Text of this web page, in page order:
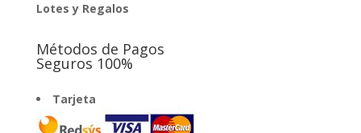
Lotes y Regalos
Métodos de Pagos
Seguros 100%
Tarjeta